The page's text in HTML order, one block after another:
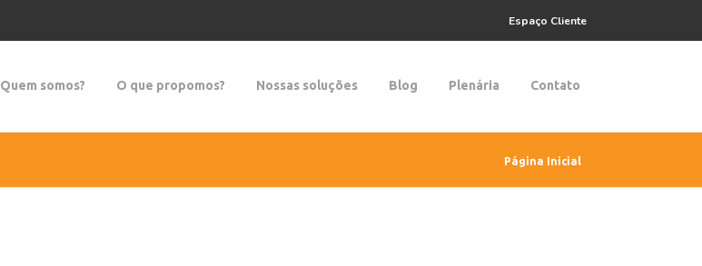
Espaço Cliente
Quem somos? O que propomos? Nossas soluções Blog Plenária Contato
Página Inicial